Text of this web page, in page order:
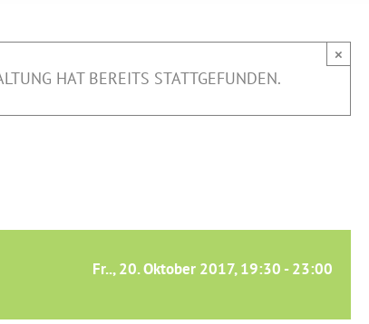
×
HAT BEREITS STATTGEFUNDEN.
Fr.., 20. Oktober 2017, 19:30 -23:00